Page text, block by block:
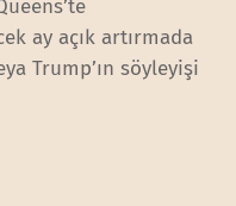
ay açık artırmada
Trump’ın söyleyişi